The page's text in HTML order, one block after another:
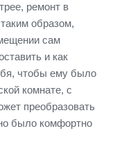
ремонт в
образом,
сам
и как
чтобы ему было
комнате, с
преобразовать
было комфортно